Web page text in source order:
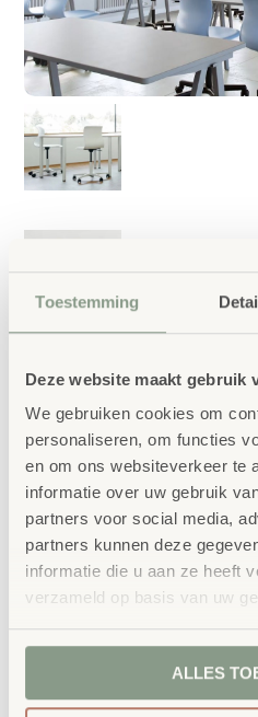
Toestemming
Deze website maakt gebruik
We gebruiken cookies om
personaliseren, om functies
en om ons websiteverkeer te
informatie over uw gebruik
partners voor social media,
partners kunnen deze
informatie die u aan ze heeft
verzameld op basis van uw
ALLES